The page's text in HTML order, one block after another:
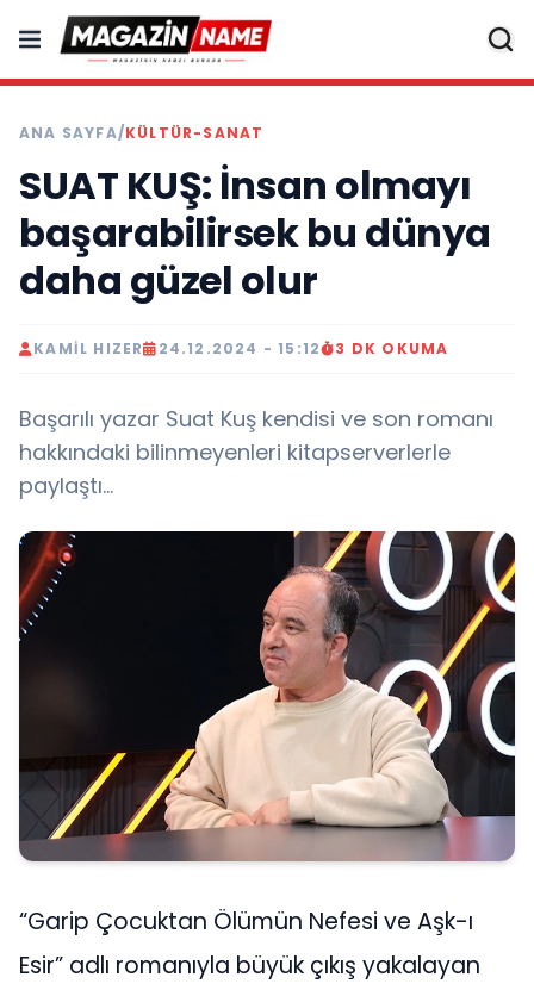
ANA SAYFA/KÜLTÜR-SANAT
SUAT KUŞ: İnsan olmayı
başarabilirsek bu dünya
daha güzel olur
KAMIL HIZER 24.12.2024 - 15:12 3 DK OKUMA
Başarılı yazar Suat Kuş kendisi ve son romanı
hakkındaki bilinmeyenleri kitapserverlerle
paylaştı...
“Garip Çocuktan Ölümün Nefesi ve Aşk-ı
Esir” adlı romanıyla büyük çıkış yakalayan